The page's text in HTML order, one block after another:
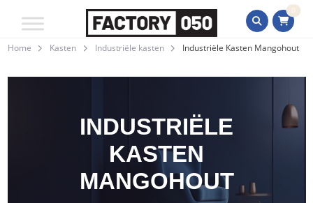
0
Home Kasten Industriële kasten Industriële Kasten Mangohout
INDUSTRIËLE
KASTEN
MANGOHOUT